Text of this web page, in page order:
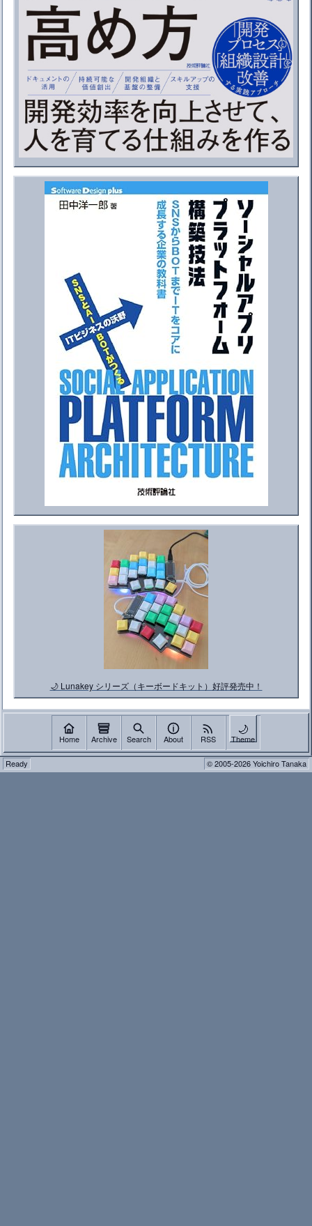
🌙 Lunakey シリーズ（キーボードキット）好評発売中！
Home Archive Search About RSS
🌙
Theme
Ready © 2005-2026 Yoichiro Tanaka